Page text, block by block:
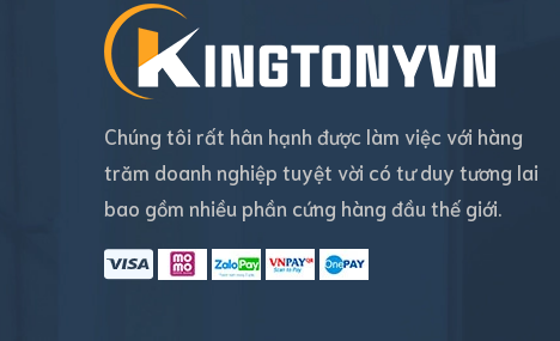
Chúng tôi rất hân hạnh được làm việc với hàng
trăm doanh nghiệp tuyệt vời có tư duy tương lai
bao gồm nhiều phần cứng hàng đầu thế giới.